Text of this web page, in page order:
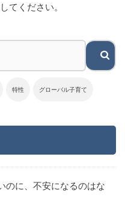
してください。
特性 グローバル子育て
のに、不安になるのはな